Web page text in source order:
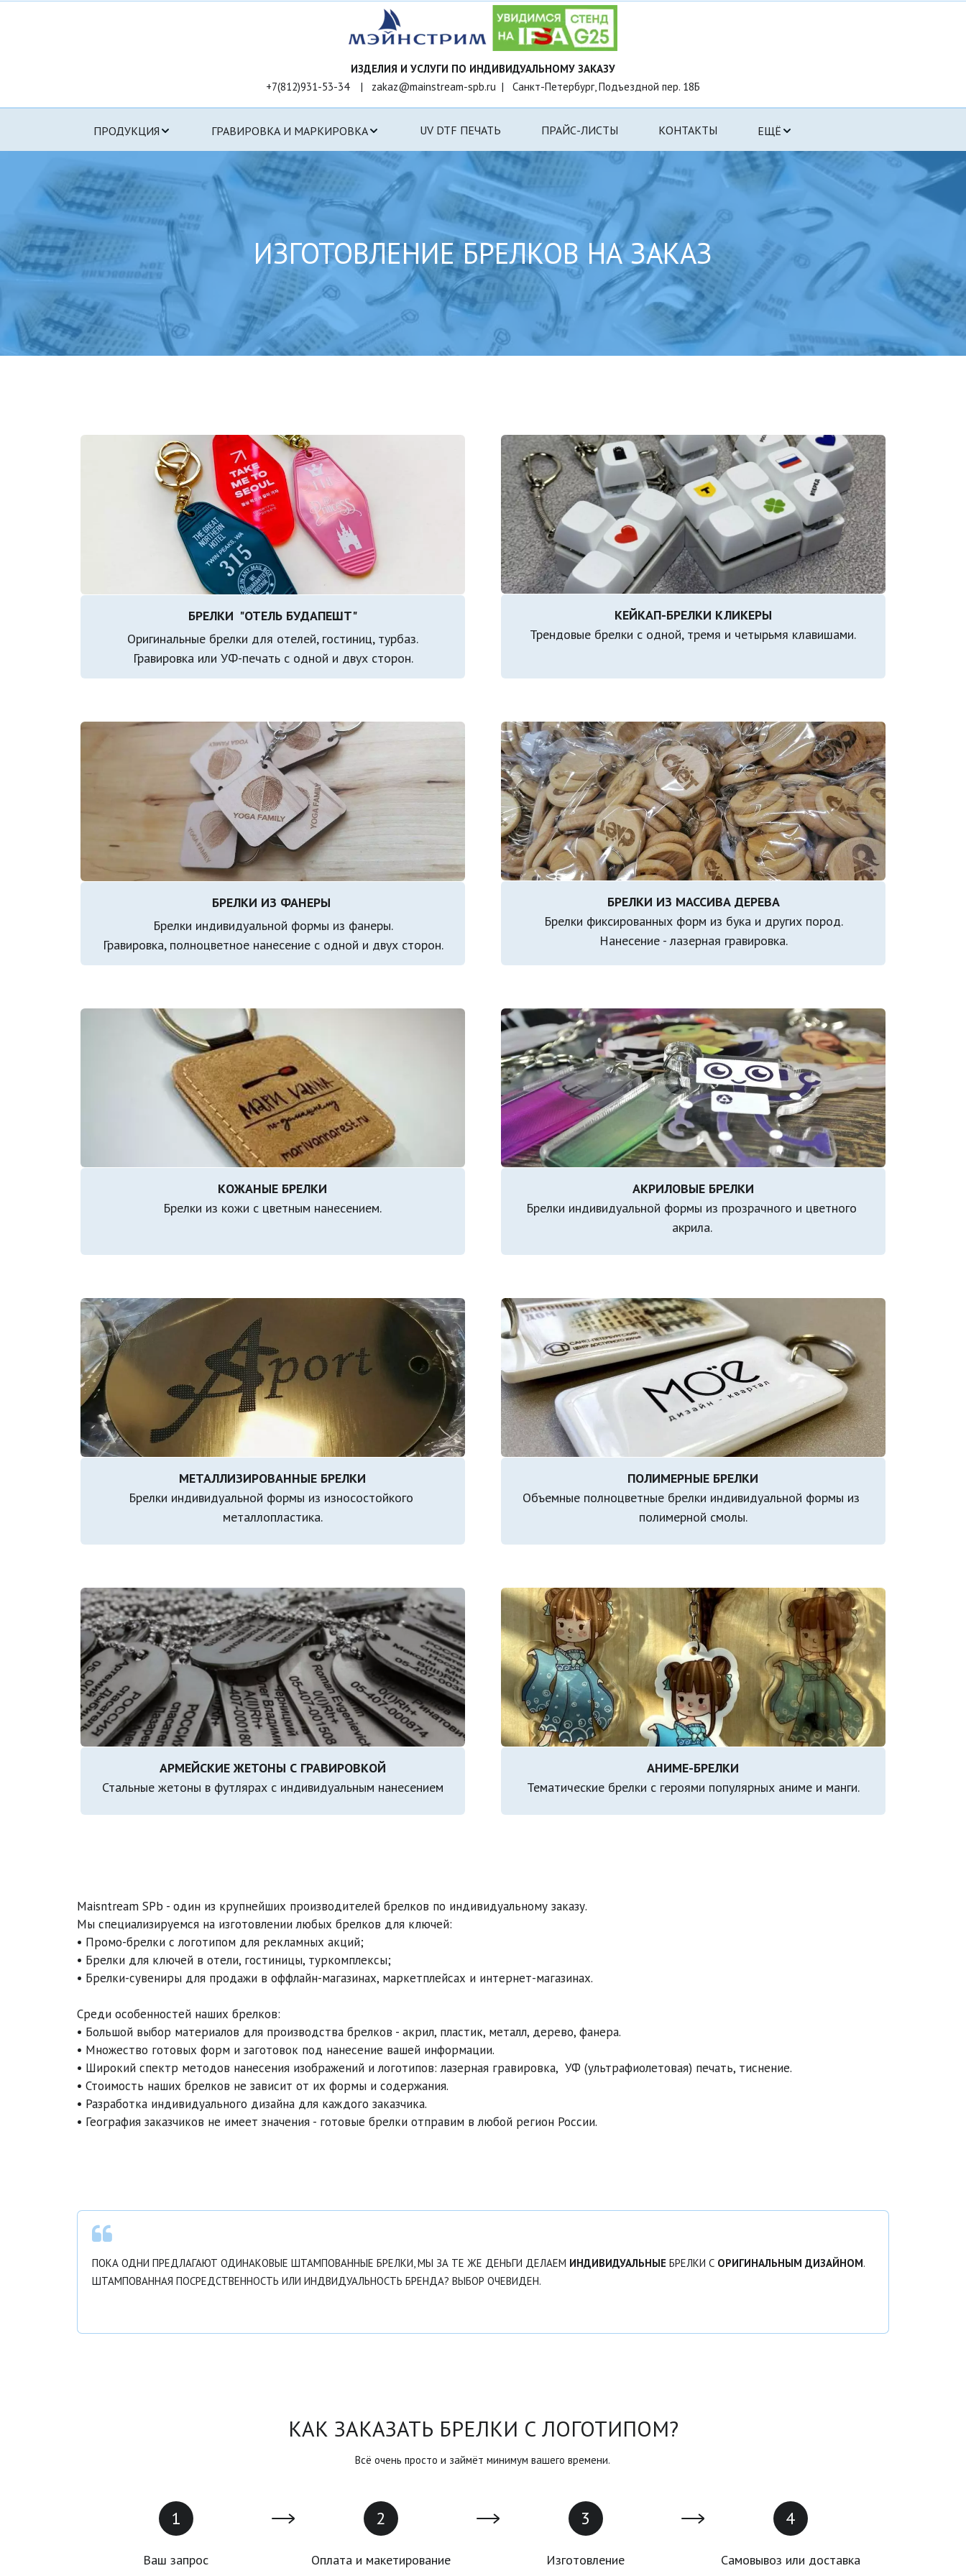
ИЗДЕЛИЯ И УСЛУГИ ПО ИНДИВИДУАЛЬНОМУ ЗАКАЗУ
+7(812)931-53-34    |   zakaz@mainstream-spb.ru  |   Санкт-Петербург, Подъездной пер. 18Б
ПРОДУКЦИЯ ГРАВИРОВКА И МАРКИРОВКА UV DTF ПЕЧАТЬ ПРАЙС-ЛИСТЫ КОНТАКТЫ ЕЩЁ
ИЗГОТОВЛЕНИЕ БРЕЛКОВ НА ЗАКАЗ
БРЕЛКИ  "ОТЕЛЬ БУДАПЕШТ"
Оригинальные брелки для отелей, гостиниц, турбаз.
Гравировка или УФ-печать с одной и двух сторон.
Трендовые брелки с одной, тремя и четырьмя клавишами.
БРЕЛКИ ИЗ ФАНЕРЫ
Брелки индивидуальной формы из фанеры.
Гравировка, полноцветное нанесение с одной и двух сторон.
БРЕЛКИ ИЗ МАССИВА ДЕРЕВА
Брелки фиксированных форм из бука и других пород.
Нанесение - лазерная гравировка.
Брелки из кожи с цветным нанесением.
Брелки индивидуальной формы из прозрачного и цветного
акрила.
Брелки индивидуальной формы из износостойкого
металлопластика.
Объемные полноцветные брелки индивидуальной формы из
полимерной смолы.
Стальные жетоны в футлярах с индивидуальным нанесением
Тематические брелки с героями популярных аниме и манги.
Maisntream SPb - один из крупнейших производителей брелков по индивидуальному заказу.
Мы специализируемся на изготовлении любых брелков для ключей:
• Промо-брелки с логотипом для рекламных акций;
• Брелки для ключей в отели, гостиницы, туркомплексы;
• Брелки-сувениры для продажи в оффлайн-магазинах, маркетплейсах и интернет-магазинах.
Среди особенностей наших брелков:
• Большой выбор материалов для производства брелков - акрил, пластик, металл, дерево, фанера.
• Множество готовых форм и заготовок под нанесение вашей информации.
• Широкий спектр методов нанесения изображений и логотипов: лазерная гравировка,  УФ (ультрафиолетовая) печать, тиснение.
• Стоимость наших брелков не зависит от их формы и содержания.
• Разработка индивидуального дизайна для каждого заказчика.
• География заказчиков не имеет значения - готовые брелки отправим в любой регион России.
ПОКА ОДНИ ПРЕДЛАГАЮТ ОДИНАКОВЫЕ ШТАМПОВАННЫЕ БРЕЛКИ, МЫ ЗА ТЕ ЖЕ ДЕНЬГИ ДЕЛАЕМ ИНДИВИДУАЛЬНЫЕ БРЕЛКИ С ОРИГИНАЛЬНЫМ ДИЗАЙНОМ.
ШТАМПОВАННАЯ ПОСРЕДСТВЕННОСТЬ ИЛИ ИНДВИДУАЛЬНОСТЬ БРЕНДА? ВЫБОР ОЧЕВИДЕН.
КАК ЗАКАЗАТЬ БРЕЛКИ С ЛОГОТИПОМ?
Всё очень просто и займёт минимум вашего времени.
Ваш запрос Оплата и макетирование Изготовление Самовывоз или доставка